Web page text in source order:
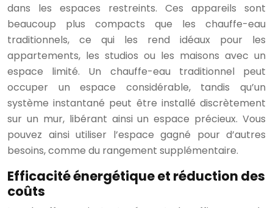
dans les espaces restreints. Ces appareils sont
beaucoup plus compacts que les chauffe-eau
traditionnels, ce qui les rend idéaux pour les
appartements, les studios ou les maisons avec un
espace limité. Un chauffe-eau traditionnel peut
occuper un espace considérable, tandis qu’un
système instantané peut être installé discrètement
sur un mur, libérant ainsi un espace précieux. Vous
pouvez ainsi utiliser l’espace gagné pour d’autres
besoins, comme du rangement supplémentaire.
Efficacité énergétique et réduction des
coûts